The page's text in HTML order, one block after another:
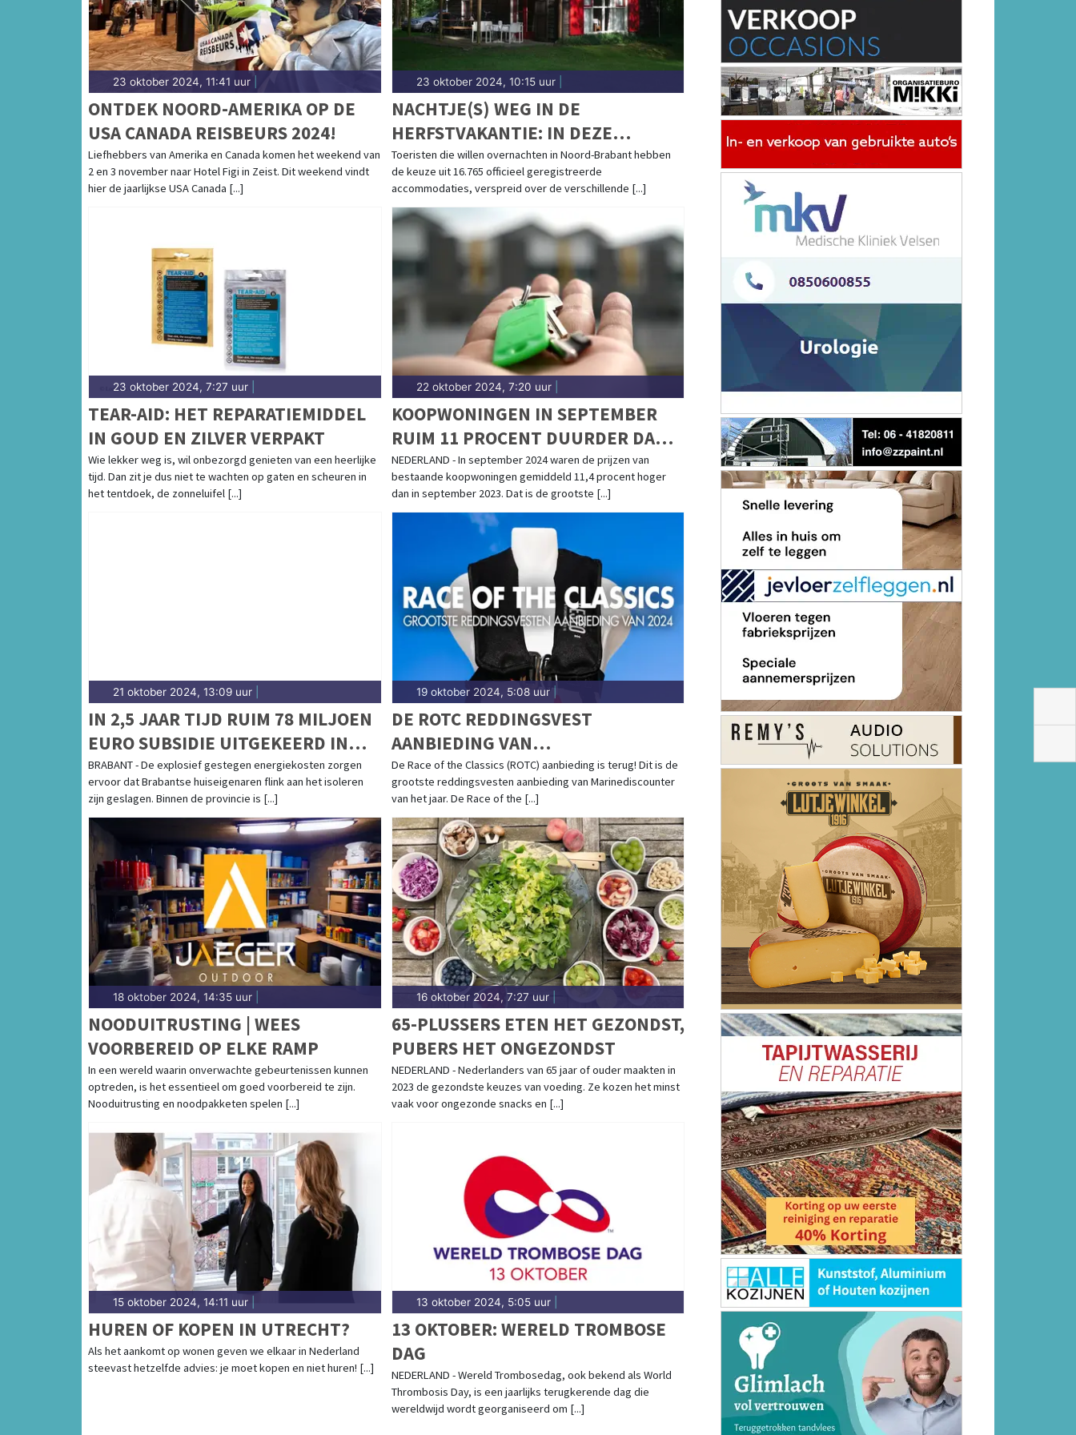
23 oktober 2024, 11:41 uur
ONTDEK NOORD-AMERIKA OP DE
USA CANADA REISBEURS 2024!
Liefhebbers van Amerika en Canada komen het weekend van
2 en 3 november naar Hotel Figi in Zeist. Dit weekend vindt
hier de jaarlijkse USA Canada [...]
23 oktober 2024, 10:15 uur|
NACHTJE(S) WEG IN DE
HERFSTVAKANTIE: IN DEZE
BRABANTSE GEMEENTEN VIND JE
DE MEESTE (EN OUDSTE)
ACCOMMODATIES
Toeristen die willen overnachten in Noord-Brabant hebben
de keuze uit 16.765 officieel geregistreerde
accommodaties, verspreid over de verschillende [...]
23 oktober 2024, 7:27 uur
TEAR-AID: HET REPARATIEMIDDEL
IN GOUD EN ZILVER VERPAKT
Wie lekker weg is, wil onbezorgd genieten van een heerlijke
tijd. Dan zit je dus niet te wachten op gaten en scheuren in
het tentdoek, de zonneluifel [...]
22 oktober 2024, 7:20 uur|
KOOPWONINGEN IN SEPTEMBER
RUIM 11 PROCENT DUURDER DAN
JAAR EERDER
NEDERLAND - In september 2024 waren de prijzen van
bestaande koopwoningen gemiddeld 11,4 procent hoger
dan in september 2023. Dat is de grootste [...]
21 oktober 2024, 13:09 uur
IN 2,5 JAAR TIJD RUIM 78 MILJOEN
EURO SUBSIDIE UITGEKEERD IN
BRABANT VOOR WONINGISOLATIE
BRABANT - De explosief gestegen energiekosten zorgen
ervoor dat Brabantse huiseigenaren flink aan het isoleren
zijn geslagen. Binnen de provincie is [...]
19 oktober 2024, 5:08 uur|
DE ROTC REDDINGSVEST
AANBIEDING VAN
MARINEDISCOUNTER IS TERUG!
De Race of the Classics (ROTC) aanbieding is terug! Dit is de
grootste reddingsvesten aanbieding van Marinediscounter
van het jaar. De Race of the [...]
18 oktober 2024, 14:35 uur
NOODUITRUSTING | WEES
VOORBEREID OP ELKE RAMP
In een wereld waarin onverwachte gebeurtenissen kunnen
optreden, is het essentieel om goed voorbereid te zijn.
Nooduitrusting en noodpakketen spelen [...]
16 oktober 2024, 7:27 uur|
65-PLUSSERS ETEN HET GEZONDST,
PUBERS HET ONGEZONDST
NEDERLAND - Nederlanders van 65 jaar of ouder maakten in
2023 de gezondste keuzes van voeding. Ze kozen het minst
vaak voor ongezonde snacks en [...]
15 oktober 2024, 14:11 uur
HUREN OF KOPEN IN UTRECHT?
Als het aankomt op wonen geven we elkaar in Nederland
steevast hetzelfde advies: je moet kopen en niet huren! [...]
13 oktober 2024, 5:05 uur|
13 OKTOBER: WERELD TROMBOSE
DAG
NEDERLAND - Wereld Trombosedag, ook bekend als World
Thrombosis Day, is een jaarlijks terugkerende dag die
wereldwijd wordt georganiseerd om [...]